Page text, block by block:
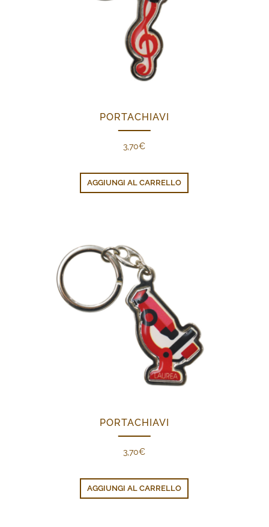
PORTACHIAVI
3,70€
AGGIUNGI AL CARRELLO
PORTACHIAVI
3,70€
AGGIUNGI AL CARRELLO